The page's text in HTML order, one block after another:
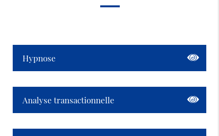
Hypnose
Analyse transactionnelle